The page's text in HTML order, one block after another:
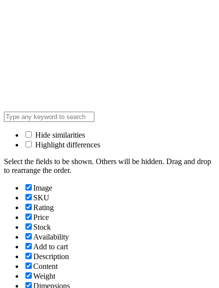
Hide similarities
Highlight differences
Select the fields to be shown. Others will be hidden. Drag and drop
to rearrange the order.
Image
SKU
Rating
Price
Stock
Availability
Add to cart
Description
Content
Weight
Dimensions